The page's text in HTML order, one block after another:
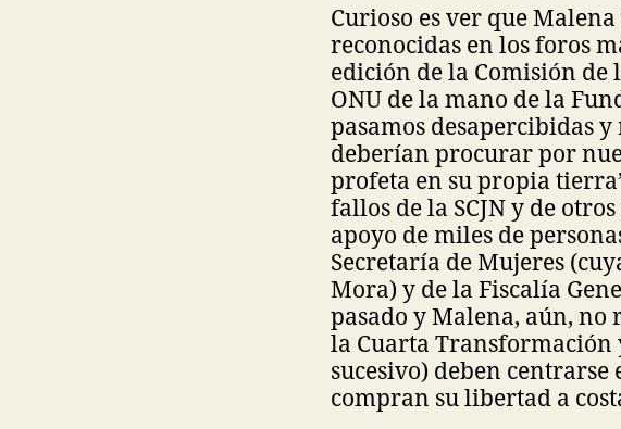
Curioso es ver que
reconocidas en los foros
edición de la Comisión
ONU de la mano de la
pasamos desapercibidas
deberían procurar por
profeta en su propia
fallos de la SCJN y de
apoyo de miles de
Secretaría de Mujeres
Mora) y de la Fiscalía
pasado y Malena, aún, no
la Cuarta Transformación
sucesivo) deben
compran su libertad a